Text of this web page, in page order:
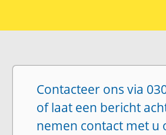
Contacteer ons via
of laat een bericht
nemen contact met u